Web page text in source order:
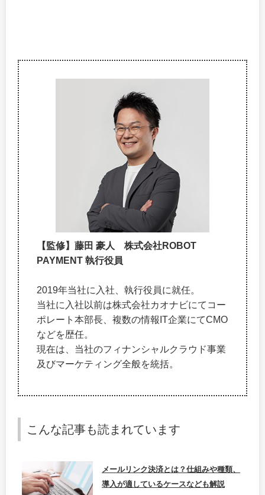
【監修】藤田 豪人 株式会社ROBOT
PAYMENT 執行役員
2019年当社に入社、執行役員に就任。
当社に入社以前は株式会社カオナビにてコー
ポレート本部長、複数の情報IT企業にてCMO
などを歴任。
現在は、当社のフィナンシャルクラウド事業
及びマーケティング全般を統括。
こんな記事も読まれています
メールリンク決済とは？仕組みや種類、
導入が適しているケースなども解説